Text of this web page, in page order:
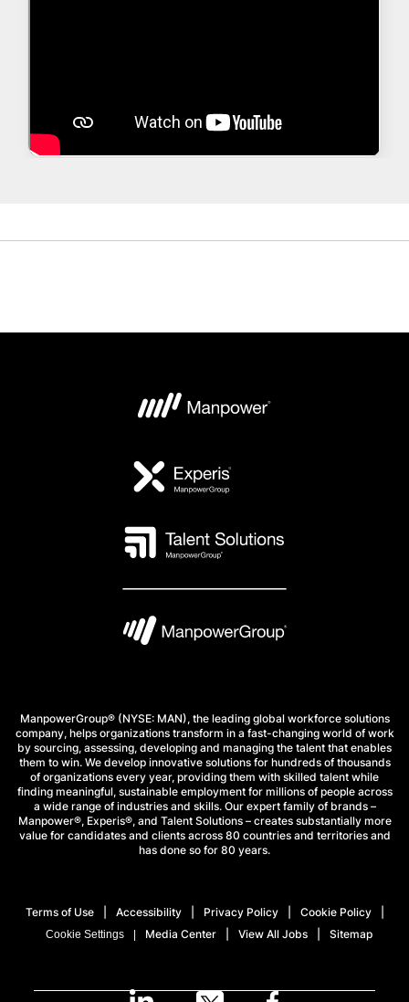
ManpowerGroup® (NYSE: MAN), the leading global workforce solutions
company, helps organizations transform in a fast-changing world of work
by sourcing, assessing, developing and managing the talent that enables
them to win. We develop innovative solutions for hundreds of thousands
of organizations every year, providing them with skilled talent while
finding meaningful, sustainable employment for millions of people across
a wide range of industries and skills. Our expert family of brands –
Manpower®, Experis®, and Talent Solutions – creates substantially more
value for candidates and clients across 80 countries and territories and
has done so for 80 years.
Terms of Use Accessibility Privacy Policy Cookie Policy
Cookie Settings Media Center View All Jobs Sitemap